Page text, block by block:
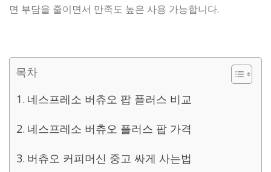
면 부담을 줄이면서 만족도 높은 사용 가능합니다.
목차
네스프레소 버츄오 팝 플러스 비교
네스프레소 버츄오 플러스 팝 가격
버츄오 커피머신 중고 싸게 사는법